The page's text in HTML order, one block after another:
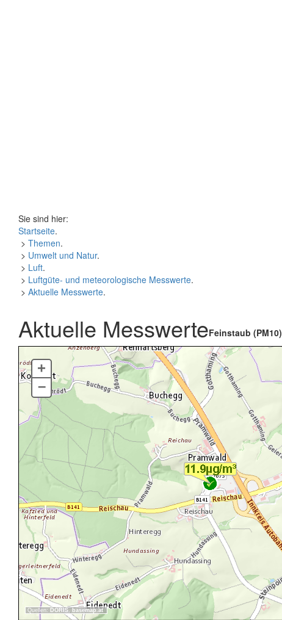
Sie sind hier:
Startseite.
> Themen.
> Umwelt und Natur.
> Luft.
> Luftgüte- und meteorologische Messwerte.
> Aktuelle Messwerte.
Aktuelle MesswerteFeinstaub (PM10)
Quellen: DORIS, basemap.at
+
–